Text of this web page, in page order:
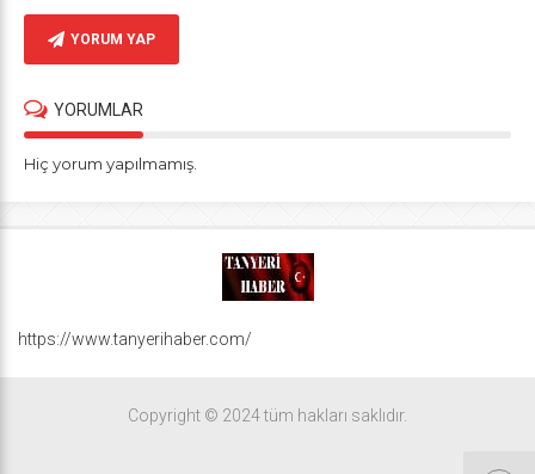
YORUM YAP
YORUMLAR
Hiç yorum yapılmamış.
https://www.tanyerihaber.com/
Copyright © 2024 tüm hakları saklıdır.